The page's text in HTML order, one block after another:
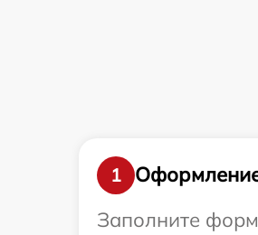
1
Заполните